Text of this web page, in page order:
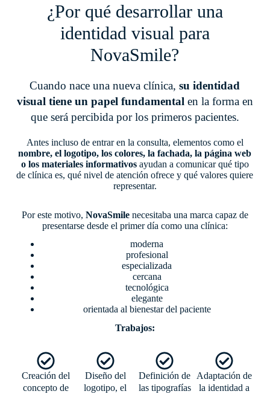
¿Por qué desarrollar una
identidad visual para
NovaSmile?
Cuando nace una nueva clínica,su identidad
visual tiene un papel fundamental en la forma en
que será percibida por los primeros pacientes.
Antes incluso de entrar en la consulta, elementos como el
nombre, el logotipo, los colores, la fachada, la página web
o los materiales informativosayudan a comunicar qué tipo
de clínica es, qué nivel de atención ofrece y qué valores quiere
representar.
Por este motivo, NovaSmilenecesitaba una marca capaz de
presentarse desde el primer día como una clínica:
moderna
profesional
especializada
cercana
tecnológica
elegante
orientada al bienestar del paciente
Trabajos:
Creación del
concepto de
Diseño del
logotipo, el
Definición de
las tipografías
Adaptación de
la identidad a